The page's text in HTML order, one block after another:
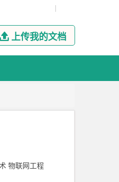
|
 上传我的文档
物联网工程